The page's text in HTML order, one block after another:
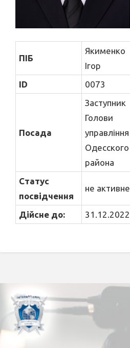
ПІБ
Якименко
Ігор
ID
0073
Посада
Заступник
Голови
управління
Одесского
района
Статус
посвідчення
не активне
Дійсне до: 31.12.2022